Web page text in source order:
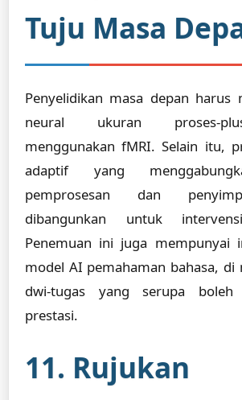
Tuju Masa
Penyelidikan masa depan harus
neural ukuran proses-plus-
menggunakan fMRI. Selain itu,
adaptif yang
pemprosesan dan
dibangunkan untuk
Penemuan ini juga mempunyai
model AI pemahaman bahasa, di
dwi-tugas yang serupa boleh
prestasi.
11. Rujukan